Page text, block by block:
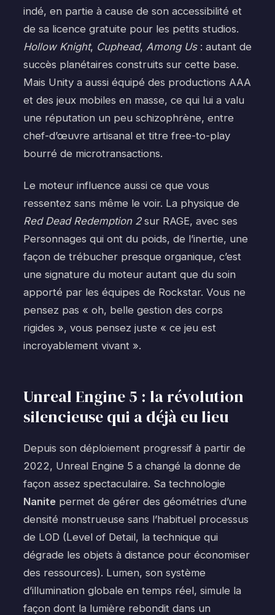
indé, en partie à cause de son accessibilité et
de sa licence gratuite pour les petits studios.
Hollow Knight, Cuphead, Among Us: autant de
succès planétaires construits sur cette base.
Mais Unity a aussi équipé des productions AAA
et des jeux mobiles en masse, ce qui lui a valu
une réputation un peu schizophrène, entre
chef-d’œuvre artisanal et titre free-to-play
bourré de microtransactions.
Le moteur influence aussi ce que vous
ressentez sans même le voir. La physique de
Red Dead Redemption 2sur RAGE, avec ses
Personnages qui ont du poids, de l’inertie, une
façon de trébucher presque organique, c’est
une signature du moteur autant que du soin
apporté par les équipes de Rockstar. Vous ne
pensez pas « oh, belle gestion des corps
rigides », vous pensez juste « ce jeu est
incroyablement vivant ».
Unreal Engine 5 : la révolution
silencieuse qui a déjà eu lieu
Depuis son déploiement progressif à partir de
2022, Unreal Engine 5 a changé la donne de
façon assez spectaculaire. Sa technologie
Nanite permet de gérer des géométries d’une
densité monstrueuse sans l’habituel processus
de LOD (Level of Detail, la technique qui
dégrade les objets à distance pour économiser
des ressources). Lumen, son système
d’illumination globale en temps réel, simule la
façon dont la lumière rebondit dans un